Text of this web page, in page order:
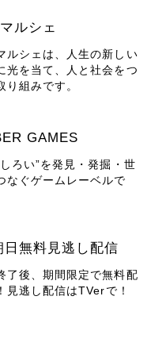
ルシェ
ルシェは、人生の新しい
光を当て、人と社会をつ
り組みです。
GAMES
ろい”を発見・発掘・世
なぐゲームレーベルで
日無料見逃し配信
了後、期間限定で無料配
見逃し配信はTVerで！